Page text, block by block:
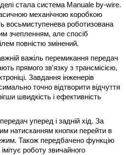
стала система Manuale by-wire.
механічною коробкою
восьмиступенева роботизована
зчепленням, але спосіб
повністю змінений.
важіль перемикання передач
прямого зв'язку з трансмісією,
Завдання інженерів
точно відтворити відчуття
швидкість і ефективність
уперед і задній хід. За
натисканням кнопки перейти в
Також передбачено функцію
роботу звичайного